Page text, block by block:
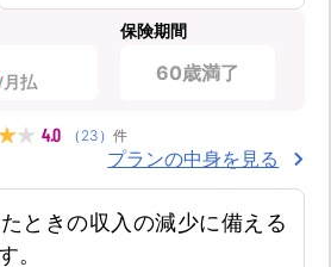
保険期間
60歳満了
4.0 （ 23 ） 件
プランの中身を見る
ときの収入の減少に備える
。